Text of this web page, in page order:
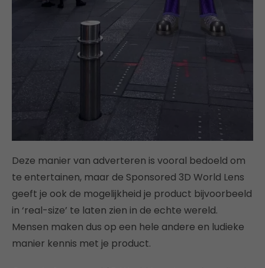
Deze manier van adverteren is vooral bedoeld om
te entertainen, maar de Sponsored 3D World Lens
geeft je ook de mogelijkheid je product bijvoorbeeld
in ‘real-size’ te laten zien in de echte wereld.
Mensen maken dus op een hele andere en ludieke
manier kennis met je product.